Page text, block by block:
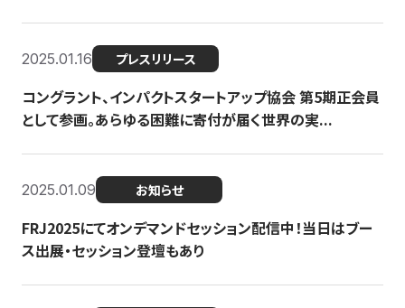
2025.01.16 プレスリリース
コングラント、インパクトスタートアップ協会 第5期正会員
として参画。あらゆる困難に寄付が届く世界の実...
2025.01.09 お知らせ
FRJ2025にてオンデマンドセッション配信中！当日はブー
ス出展・セッション登壇もあり